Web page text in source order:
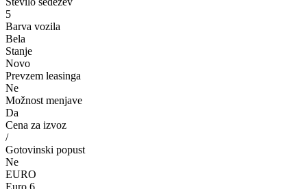
5
Barva vozila
Bela
Stanje
Novo
Prevzem leasinga
Ne
Možnost menjave
Da
Cena za izvoz
/
Gotovinski popust
Ne
EURO
Euro 6